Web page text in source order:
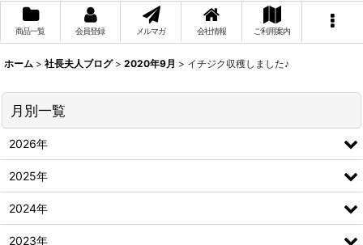
商品一覧 会員登録 メルマガ 会社情報 ご利用案内
ホーム > 社長夫人ブログ > 2020年9月 > イチジク収穫しました♪
月別一覧
2026年
2025年
2024年
2023年